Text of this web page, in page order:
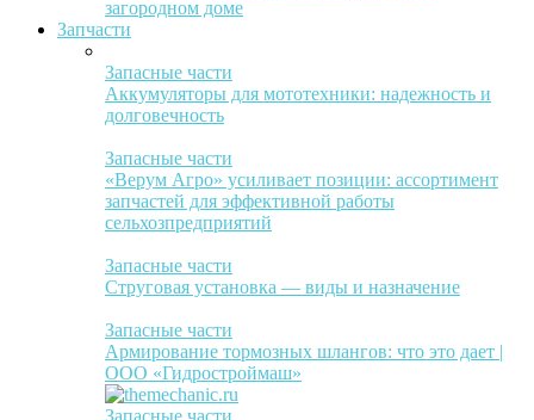
загородном доме
Запчасти
Запасные части
Аккумуляторы для мототехники: надежность и
долговечность
Запасные части
«Верум Агро» усиливает позиции: ассортимент
запчастей для эффективной работы
сельхозпредприятий
Запасные части
Струговая установка — виды и назначение
Запасные части
Армирование тормозных шлангов: что это дает |
ООО «Гидростроймаш»
Запасные части